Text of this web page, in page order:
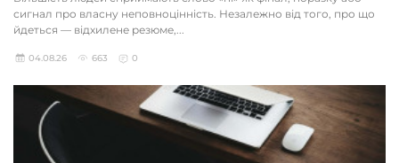
сигнал про власну неповноцінність. Незалежно від того, про що
йдеться — відхилене резюме,...
04.08.26 663 0